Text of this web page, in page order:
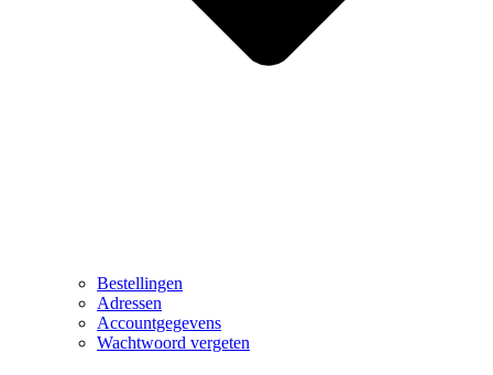
Bestellingen
Adressen
Accountgegevens
Wachtwoord vergeten